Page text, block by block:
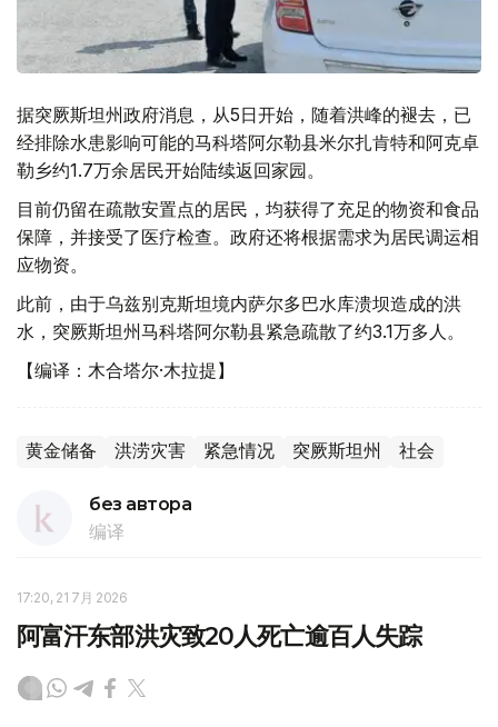
据突厥斯坦州政府消息，从5日开始，随着洪峰的褪去，已
经排除水患影响可能的马科塔阿尔勒县米尔扎肯特和阿克卓
勒乡约1.7万余居民开始陆续返回家园。
目前仍留在疏散安置点的居民，均获得了充足的物资和食品
保障，并接受了医疗检查。政府还将根据需求为居民调运相
应物资。
此前，由于乌兹别克斯坦境内萨尔多巴水库溃坝造成的洪
水，突厥斯坦州马科塔阿尔勒县紧急疏散了约3.1万多人。
【编译：木合塔尔·木拉提】
黄金储备 洪涝灾害 紧急情况 突厥斯坦州 社会
без автора
编译
17:20, 21 7月 2026
阿富汗东部洪灾致20人死亡逾百人失踪